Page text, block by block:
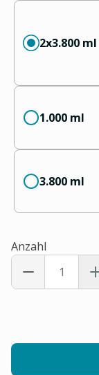
2x3.800 ml
1.000 ml
3.800 ml
Anzahl